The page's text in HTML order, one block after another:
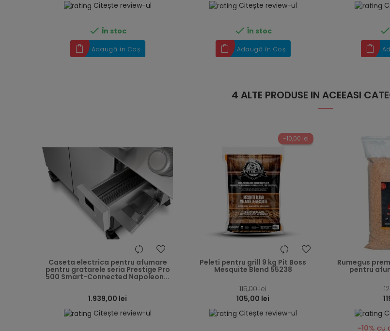
Citește review-ul
 În stoc
Adaugă în Coș
Citește review-ul
 În stoc
Adaugă în Coș

4 ALTE PRODUSE IN ACEEASI
heart
Caseta electrica pentru afumare
pentru gratarele seria Prestige Pro
500 Smart-Connected Napoleon...
1.939,00 lei
Citește review-ul
-10,00 lei
heart
Peleti pentru grill 9 kg Pit Boss
Mesquite Blend 55238
115,00 lei
105,00 lei
Citește review-ul
Rumegus
pentru
-10% cu